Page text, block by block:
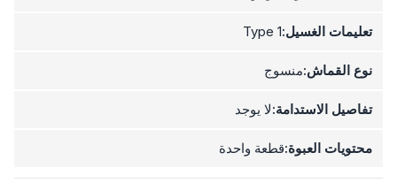
تعليمات الغسيل:Type 1
نوع القماش:منسوج
تفاصيل الاستدامة:لا يوجد
محتويات العبوة:قطعة واحدة